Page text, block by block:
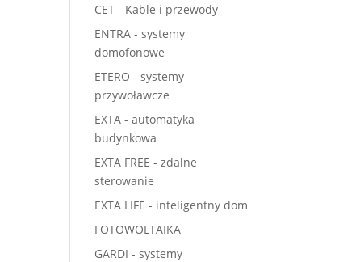
CET - Kable i przewody
ENTRA - systemy
domofonowe
ETERO - systemy
przywoławcze
EXTA - automatyka
budynkowa
EXTA FREE - zdalne
sterowanie
EXTA LIFE - inteligentny dom
FOTOWOLTAIKA
GARDI - systemy